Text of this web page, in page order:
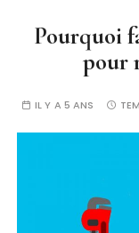
Pourquoi
pour
IL Y A 5 ANS